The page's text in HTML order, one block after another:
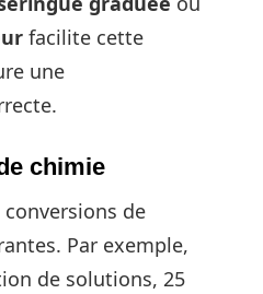
facilite cette
une
chimie
de
Par exemple,
de solutions, 25